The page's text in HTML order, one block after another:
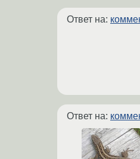
Ответ на:
Ответ на: